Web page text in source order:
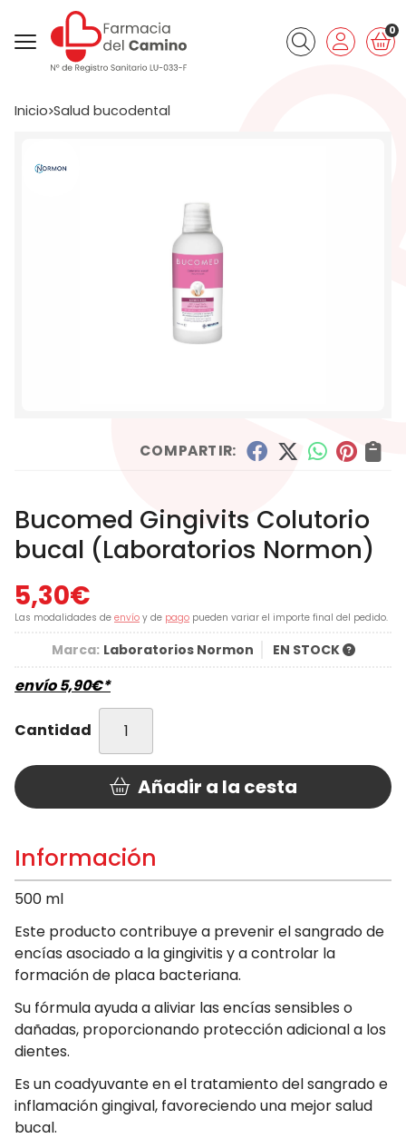
Buscar
0
Inicio salud bucodental
COMPARTIR:
Bucomed Gingivits Colutorio
bucal (Laboratorios Normon)
5,30€
Las modalidades de envío y de pago pueden variar el importe final del pedido.
Marca: Laboratorios Normon EN STOCK
envío5,90€*
Cantidad
Añadir a la cesta
Información
500 ml
Este producto contribuye a prevenir el sangrado de
encías asociado a la gingivitis y a controlar la
formación de placa bacteriana.
Su fórmula ayuda a aliviar las encías sensibles o
dañadas, proporcionando protección adicional a los
dientes.
Es un coadyuvante en el tratamiento del sangrado e
inflamación gingival, favoreciendo una mejor salud
bucal.